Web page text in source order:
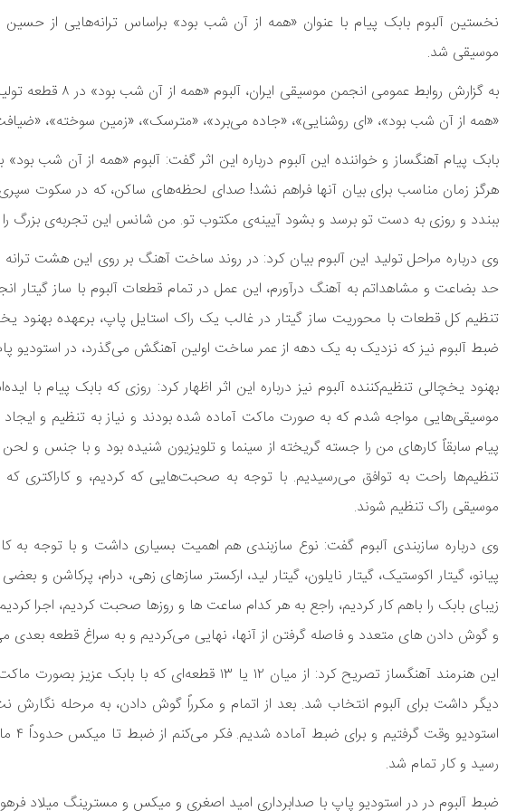
نخستین آلبوم بابک پیام با عنوان «همه از آن شب بود» براساس ترانه‌هایی از حسین
موسیقی شد.
به گزارش روابط
«همه از آن شب بود»، «ای روشنایی»، «جاده می‌برد»، «مترسک»، «زمین سوخته»،
بابک پیام آهنگساز و خواننده این آلبوم درباره این اثر گفت: آلبوم «همه از آن شب
هرگز زمان مناسب برای بیان آنها فراهم نشد! صدای لحظه‌های ساکن، که در
ببندد و روزی به دست تو برسد و بشود آیینه‌ی مکتوب تو. من شانس این تجربه‌ی بزرگ را
وی درباره مراحل تولید این آلبوم بیان کرد: در روند ساخت آهنگ بر روی این هشت
حد بضاعت و مشاهداتم به آهنگ درآورم، این عمل در تمام قطعات آلبوم با ساز گیتار
تنظیم کل قطعات با محوریت ساز گیتار در غالب یک راک استایل پاپ، برعهده بهنود
ضبط آلبوم نیز که نزدیک به یک دهه از عمر ساخت اولین آهنگش می‌گذرد، در استودیو پاپ صورت
بهنود یخچالی تنظیم‌کننده آلبوم نیز درباره این اثر اظهار کرد: روزی که بابک پیام با
موسیقی‌هایی مواجه شدم که به صورت ماکت آماده شده بودند و نیاز به تنظیم و
پیام سابقاً کارهای من را جسته گریخته از سینما و تلویزیون شنیده بود و با جنس و
تنظیم‌ها راحت به توافق می‌رسیدیم. با توجه به صحبت‌هایی که کردیم، و کاراکتری
موسیقی راک تنظیم شوند.
وی درباره سازبندی آلبوم گفت: نوع سازبندی هم اهمیت بسیاری داشت و با توجه به
پیانو، گیتار اکوستیک، گیتار نایلون، گیتار لید، ارکستر سازهای زهی، درام، پرکاشن و
زیبای بابک را باهم کار کردیم، راجع به هر کدام ساعت ها و روزها صحبت کردیم، اجرا
و گوش‌ دادن های متعدد و فاصله گرفتن از آنها، نهایی می‌کردیم و به سراغ قطعه بعدی
دیگر داشت برای آلبوم انتخاب شد. بعد از اتمام و مکرراً گوش دادن، به مرحله
رسید و کار تمام شد.
ضبط آلبوم در در استودیو پاپ با صدابرداری امید اصغری و میکس و مسترینگ میلاد